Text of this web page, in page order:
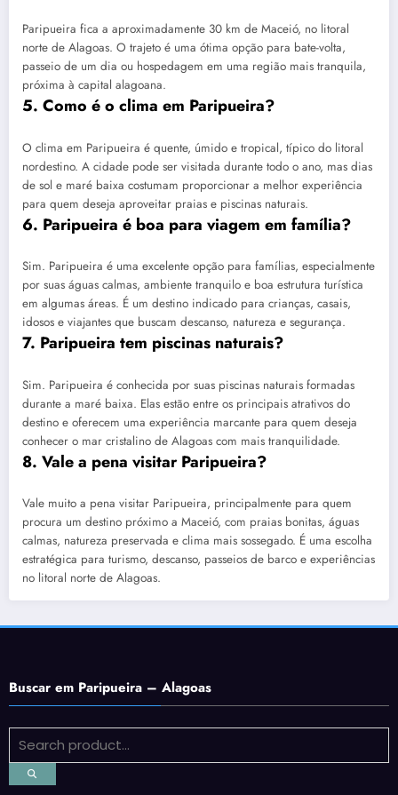
Paripueira fica a aproximadamente 30 km de Maceió, no litoral
norte de Alagoas. O trajeto é uma ótima opção para bate-volta,
passeio de um dia ou hospedagem em uma região mais tranquila,
próxima à capital alagoana.
5. Como é o clima em Paripueira?
O clima em Paripueira é quente, úmido e tropical, típico do litoral
nordestino. A cidade pode ser visitada durante todo o ano, mas dias
de sol e maré baixa costumam proporcionar a melhor experiência
para quem deseja aproveitar praias e piscinas naturais.
6. Paripueira é boa para viagem em família?
Sim. Paripueira é uma excelente opção para famílias, especialmente
por suas águas calmas, ambiente tranquilo e boa estrutura turística
em algumas áreas. É um destino indicado para crianças, casais,
idosos e viajantes que buscam descanso, natureza e segurança.
7. Paripueira tem piscinas naturais?
Sim. Paripueira é conhecida por suas piscinas naturais formadas
durante a maré baixa. Elas estão entre os principais atrativos do
destino e oferecem uma experiência marcante para quem deseja
conhecer o mar cristalino de Alagoas com mais tranquilidade.
8. Vale a pena visitar Paripueira?
Vale muito a pena visitar Paripueira, principalmente para quem
procura um destino próximo a Maceió, com praias bonitas, águas
calmas, natureza preservada e clima mais sossegado. É uma escolha
estratégica para turismo, descanso, passeios de barco e experiências
no litoral norte de Alagoas.
Buscar em Paripueira – Alagoas